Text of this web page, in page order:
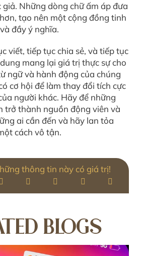
giả. Những dòng chữ ấm áp đưa
tạo nên một cộng đồng tinh
đầy ý nghĩa.
viết, tiếp tục chia sẻ, và tiếp tục
mang lại giá trị thực sự cho
ngữ và hành động của chúng
cơ hội để làm thay đổi tích cực
người khác. Hãy để những
trở thành nguồn động viên và
ai cần đến và hãy lan tỏa
cách vô tận.
thông tin này có giá trị!
BLOGS